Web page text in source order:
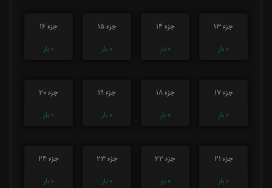
جزء 13
0 بار
جزء 14
0 بار
جزء 15
0 بار
جزء 16
0 بار
جزء 17
0 بار
جزء 18
0 بار
جزء 19
0 بار
جزء 20
0 بار
جزء 21
0 بار
جزء 22
0 بار
جزء 23
0 بار
جزء 24
0 بار